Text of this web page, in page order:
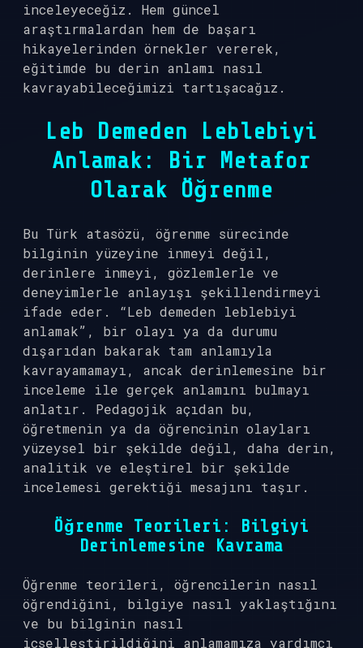
inceleyeceğiz. Hem güncel
araştırmalardan hem de başarı
hikayelerinden örnekler vererek,
eğitimde bu derin anlamı nasıl
kavrayabileceğimizi tartışacağız.
Leb Demeden Leblebiyi
Anlamak: Bir Metafor
Olarak Öğrenme
Bu Türk atasözü, öğrenme sürecinde
bilginin yüzeyine inmeyi değil,
derinlere inmeyi, gözlemlerle ve
deneyimlerle anlayışı şekillendirmeyi
ifade eder. “Leb demeden leblebiyi
anlamak”, bir olayı ya da durumu
dışarıdan bakarak tam anlamıyla
kavrayamamayı, ancak derinlemesine bir
inceleme ile gerçek anlamını bulmayı
anlatır. Pedagojik açıdan bu,
öğretmenin ya da öğrencinin olayları
yüzeysel bir şekilde değil, daha derin,
analitik ve eleştirel bir şekilde
incelemesi gerektiği mesajını taşır.
Öğrenme Teorileri: Bilgiyi
Derinlemesine Kavrama
Öğrenme teorileri, öğrencilerin nasıl
öğrendiğini, bilgiye nasıl yaklaştığını
ve bu bilginin nasıl
içselleştirildiğini anlamamıza yardımcı